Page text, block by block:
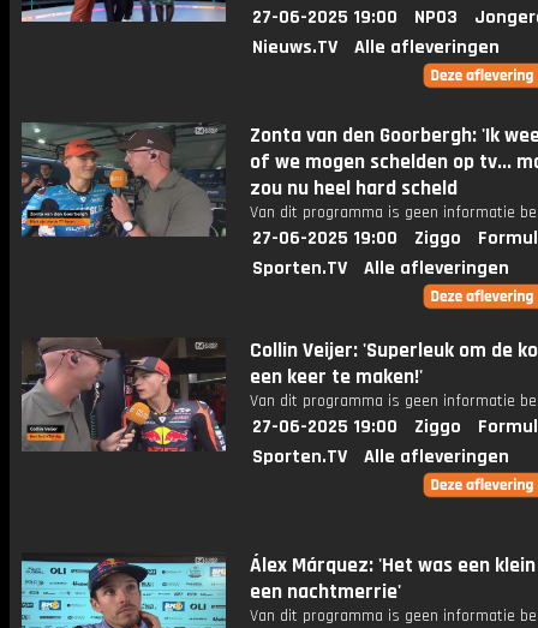
27-06-2025 19:00 NPO3
Nieuws.TV
Alle afleveringen
Zonta van den Goorbergh: 'Ik
of we mogen schelden op tv...
zou nu heel hard scheld
Van dit programma is geen informatie
27-06-2025 19:00 Ziggo
Sporten.TV
Alle afleveringen
Collin Veijer: 'Superleuk om de
een keer te maken!'
Van dit programma is geen informatie
27-06-2025 19:00 Ziggo
Sporten.TV
Alle afleveringen
Álex Márquez: 'Het was een
een nachtmerrie'
Van dit programma is geen informatie